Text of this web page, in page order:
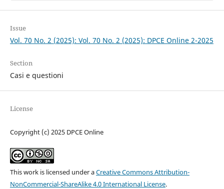
Issue
Vol. 70 No. 2 (2025): Vol. 70 No. 2 (2025): DPCE Online 2-2025
Section
Casi e questioni
License
Copyright (c) 2025 DPCE Online
This work is licensed under aCreative Commons Attribution-
NonCommercial-ShareAlike 4.0 International License.